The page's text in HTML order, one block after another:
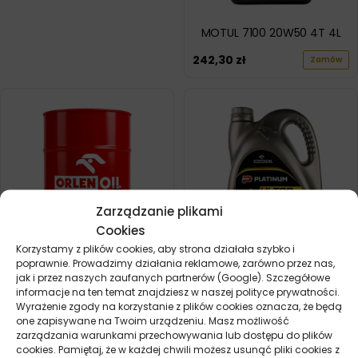
Zarządzanie plikami
Cookies
Korzystamy z plików cookies, aby strona działała szybko i
poprawnie. Prowadzimy działania reklamowe, zarówno przez nas,
jak i przez naszych zaufanych partnerów (Google). Szczegółowe
informacje na ten temat znajdziesz w naszej polityce prywatności.
Wyrażenie zgody na korzystanie z plików cookies oznacza, że będą
one zapisywane na Twoim urządzeniu. Masz możliwość
zarządzania warunkami przechowywania lub dostępu do plików
cookies. Pamiętaj, że w każdej chwili możesz usunąć pliki cookies z
MOTUL 7100 20W50 4T 4L
242,30 zł Zamów
ORLEN LUBRO 20W50 200L
2040,50zł Zamów
ORLEN PLATINUM ULTOR
DIESEL 20W50 5L
96,10zł Zamów